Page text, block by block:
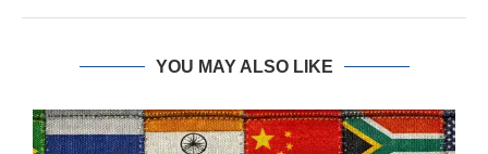
YOU MAY ALSO LIKE